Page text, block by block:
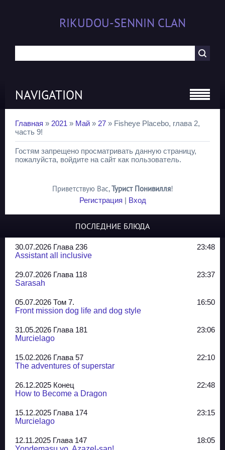
RIKUDOU-SENNIN CLAN
NAVIGATION
Главная » 2021 » Май » 27 » Fisheye Placebo, глава 2,
часть 9!
Гостям запрещено просматривать данную страницу,
пожалуйста, войдите на сайт как пользователь.
Приветствую Вас,Турист Понивилля!
Регистрация | Вход
ПОСЛЕДНИЕ БЛЮДА
30.07.2026 Глава 236
23:48
Assistant all inclusive
29.07.2026 Глава 118
23:37
Sarasah
05.07.2026 Том 7.
16:50
Front mission dog life and dog style
31.05.2026 Глава 181
23:06
Murcielago
15.02.2026 Глава 57
22:10
The adventures of superstar
26.12.2025 Конец
22:48
How to Become a Dragon
15.12.2025 Глава 174
23:15
Murcielago
12.11.2025 Глава 147
18:05